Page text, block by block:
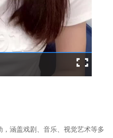
，涵盖戏剧、音乐、视觉艺术等多